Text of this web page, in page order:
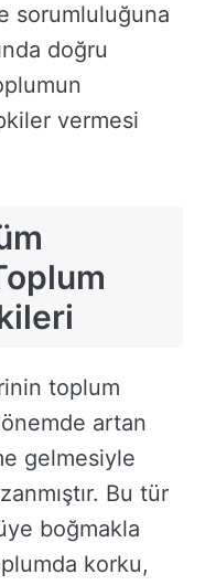
sorumluluğuna
doğru
vermesi
toplum
artan
gelmesiyle
Bu tür
boğmakla
korku,